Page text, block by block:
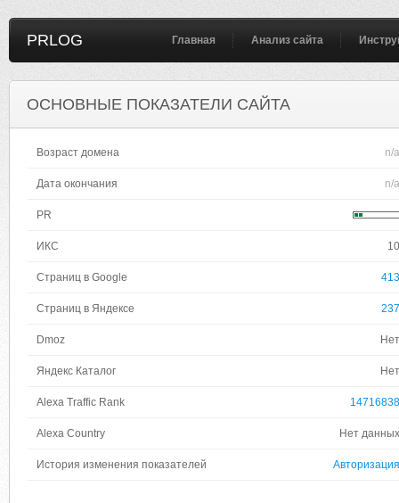
PRLOG Главная Анализ сайта
ОСНОВНЫЕ ПОКАЗАТЕЛИ САЙТА
Возраст домена n/a
Дата окончания n/a
PR
ИКС 10
Страниц в Google 413
Страниц в Яндексе 237
Dmoz Нет
Яндекс Каталог Нет
Alexa Traffic Rank 14716838
Alexa Country Нет данных
История изменения показателей Авторизация